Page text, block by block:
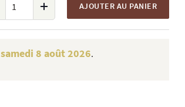
AJOUTER AU PANIER
samedi 8 août 2026.